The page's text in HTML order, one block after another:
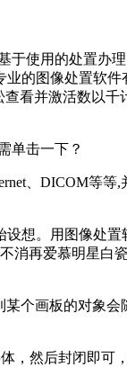
使用的处置办
的图像处置软件
看并激活数以
单击一下？
、DICOM等等,
想。用图像处置
消再爱慕明星白
个画板的对象会
，然后封闭即可